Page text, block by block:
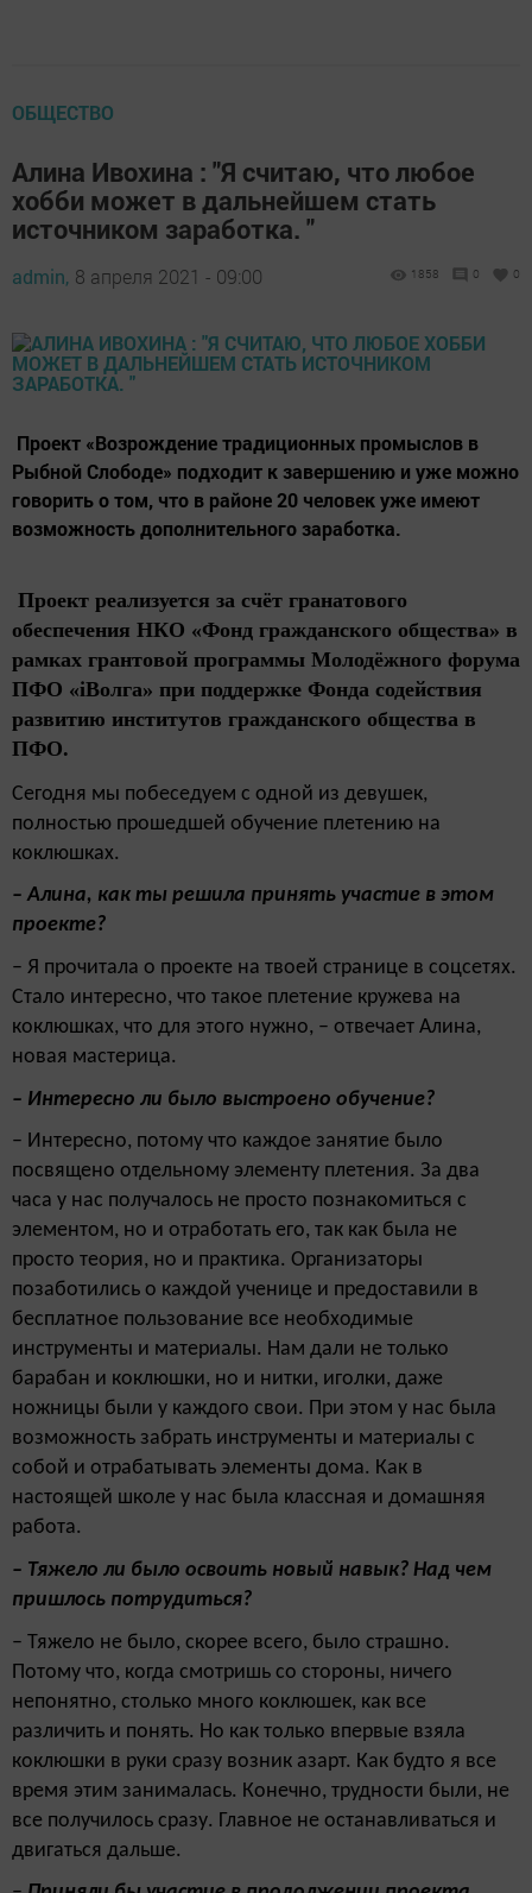
ОБЩЕСТВО
Алина Ивохина : "Я считаю, что любое
хобби может в дальнейшем стать
источником заработка. "
admin, 8 апреля 2021 - 09:00 1858 0 0
Проект «Возрождение традиционных промыслов в
Рыбной Слободе» подходит к завершению и уже можно
говорить о том, что в районе 20 человек уже имеют
возможность дополнительного заработка.
Проект реализуется за счёт гранатового
обеспечения НКО «Фонд гражданского общества» в
рамках грантовой программы Молодёжного форума
ПФО «iВолга» при поддержке Фонда содействия
развитию институтов гражданского общества в
ПФО.
Сегодня мы побеседуем с одной из девушек,
полностью прошедшей обучение плетению на
коклюшках.
– Алина, как ты решила принять участие в этом
проекте?
– Я прочитала о проекте на твоей странице в соцсетях.
Стало интересно, что такое плетение кружева на
коклюшках, что для этого нужно, – отвечает Алина,
новая мастерица.
– Интересно ли было выстроено обучение?
– Интересно, потому что каждое занятие было
посвящено отдельному элементу плетения. За два
часа у нас получалось не просто познакомиться с
элементом, но и отработать его, так как была не
просто теория, но и практика. Организаторы
позаботились о каждой ученице и предоставили в
бесплатное пользование все необходимые
инструменты и материалы. Нам дали не только
барабан и коклюшки, но и нитки, иголки, даже
ножницы были у каждого свои. При этом у нас была
возможность забрать инструменты и материалы с
собой и отрабатывать элементы дома. Как в
настоящей школе у нас была классная и домашняя
работа.
– Тяжело ли было освоить новый навык? Над чем
пришлось потрудиться?
– Тяжело не было, скорее всего, было страшно.
Потому что, когда смотришь со стороны, ничего
непонятно, столько много коклюшек, как все
различить и понять. Но как только впервые взяла
коклюшки в руки сразу возник азарт. Как будто я все
время этим занималась. Конечно, трудности были, не
все получилось сразу. Главное не останавливаться и
двигаться дальше.